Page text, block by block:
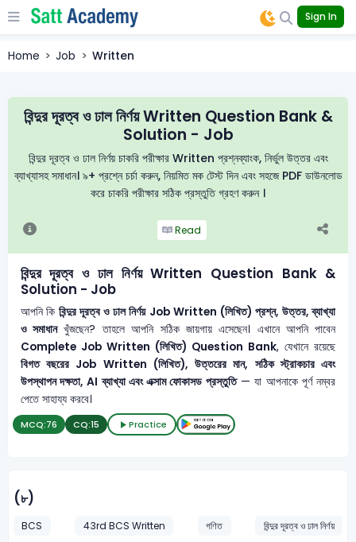
Sign In
Home Job Written
বিন্দুর দূরত্ব ও ঢাল নির্ণয় Written Question Bank &
Solution - Job
বিন্দুর দূরত্ব ও ঢাল নির্ণয় চাকরি পরীক্ষার Written প্রশ্নব্যাংক, নির্ভুল উত্তর এবং
ব্যাখ্যাসহ সমাধান। ৯+ প্রশ্নে চর্চা করুন, নিয়মিত মক টেস্ট দিন এবং সহজে PDF ডাউনলোড
করে চাকরি পরীক্ষার সঠিক প্রস্তুতি গ্রহণ করুন ।
Read
বিন্দুর দূরত্ব ও ঢাল নির্ণয় Written Question Bank &
Solution - Job
আপনি কিবিন্দুর দূরত্ব ও ঢাল নির্ণয় Job Written (লিখিত) প্রশ্ন, উত্তর, ব্যাখ্যা
ও সমাধানখুঁজছেন? তাহলে আপনি সঠিক জায়গায় এসেছেন। এখানে আপনি পাবেন
Complete Job Written (লিখিত) Question Bank, যেখানে রয়েছে
বিগত বছরের Job Written (লিখিত), উত্তরের মান, সঠিক স্ট্রাকচার এবং
উপস্থাপন দক্ষতা, AI ব্যাখ্যা এবং এক্সাম ফোকাসড প্রস্তুতি— যা আপনাকে পূর্ণ নম্বর
পেতে সাহায্য করবে।
MCQ:76 CQ:15 Practice
(৮)
BCS 43rd BCS Written গণিত
বিন্দুর দূরত্ব ও ঢাল নির্ণয়